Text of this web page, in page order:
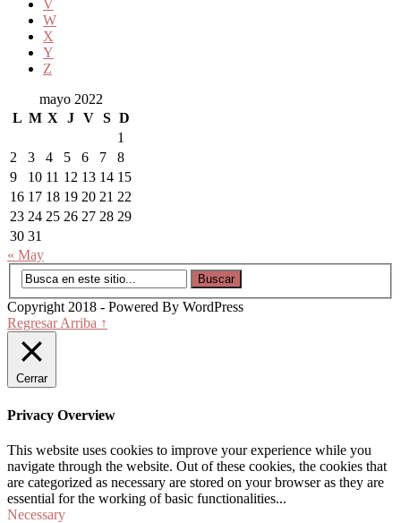
V
W
X
Y
Z
mayo 2022
L M X J V S D
1
2
3 4 5 6 7
8
9
10 11 12 13 14 15
16 17 18 19 20 21 22
23 24 25 26 27 28 29
30 31
« May
Copyright 2018 - Powered By WordPress
Regresar Arriba ↑
Cerrar
Privacy Overview
This website uses cookies to improve your experience while you
navigate through the website. Out of these cookies, the cookies that
are categorized as necessary are stored on your browser as they are
essential for the working of basic functionalities...
Necessary